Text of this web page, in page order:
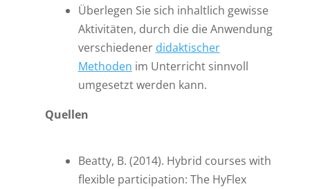
Überlegen Sie sich inhaltlich gewisse
Aktivitäten, durch die die Anwendung
verschiedener didaktischer
Methoden im Unterricht sinnvoll
umgesetzt werden kann.
Quellen
Beatty, B. (2014). Hybrid courses with
flexible participation: The HyFlex